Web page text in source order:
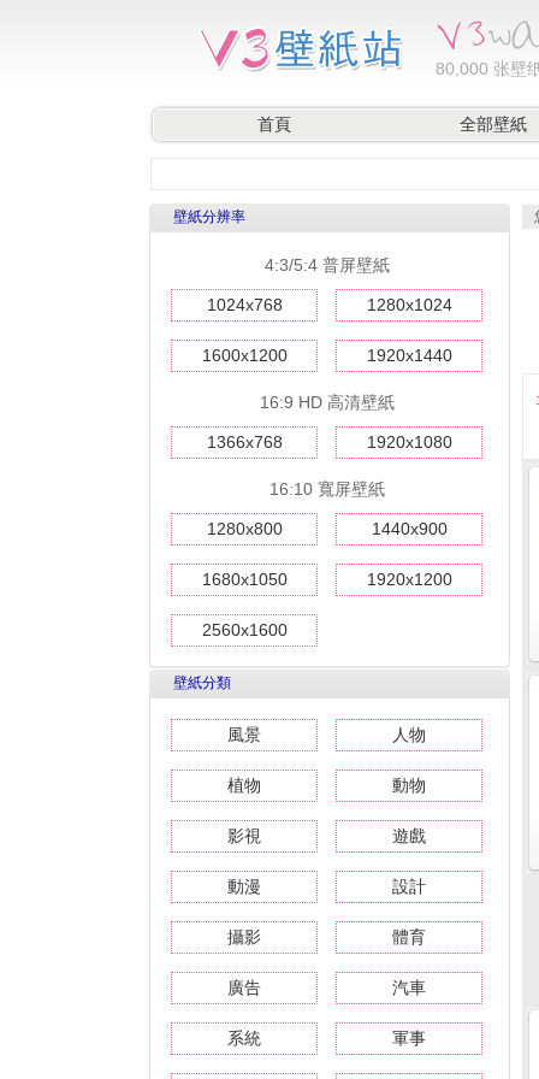
80,000 张壁
首頁 全部壁紙
壁紙分辨率
4:3/5:4 普屏壁紙
1024x768 1280x1024
1600x1200 1920x1440
16:9 HD 高清壁紙
1366x768 1920x1080
16:10 寬屏壁紙
1280x800 1440x900
1680x1050 1920x1200
2560x1600
壁紙分類
風景 人物
植物 動物
影視 遊戲
動漫 設計
攝影 體育
廣告 汽車
系統 軍事